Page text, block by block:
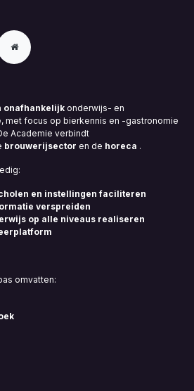
onafhankelijk onderwijs- en
met focus op bierkennis en -gastronomie
Academie verbindt
brouwerijsector en de horeca .
en instellingen faciliteren
verspreiden
op alle niveaus realiseren
omvatten: